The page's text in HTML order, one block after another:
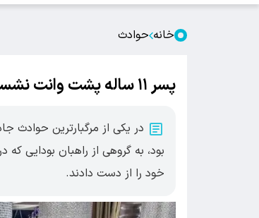
خانه حوادث
پسر ۱۱ ساله پشت وانت نشست و ۹ راهب را کشت
خود را از دست دادند.